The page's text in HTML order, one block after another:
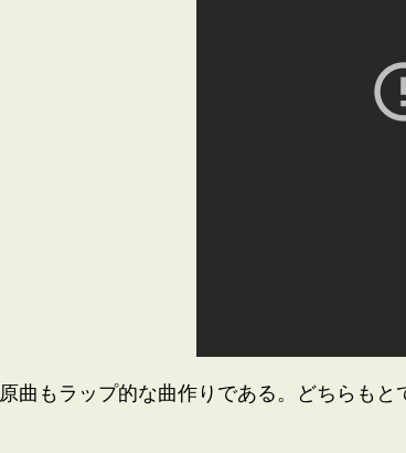
原曲もラップ的な曲作りである。どちらもと